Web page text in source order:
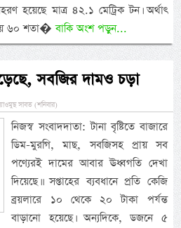
হয়েছে মাত্র ৪২.১ মেট্রিক টন। অর্থাৎ
৬০ শতা�বাকি অংশ পড়ুন...
সবজির দামও চড়া
সাবত (শনিবার)
নিজস্ব সংবাদদাতা: টানা বৃষ্টিতে বাজারে
ডিম-মুরগি, মাছ, সবজিসহ প্রায় সব
পণ্যেরই দামের আবার ঊধ্বগতি দেখা
দিয়েছে।। সপ্তাহের ব্যবধানে প্রতি কেজি
ব্রয়লারে ১০ থেকে ২০ টাকা পর্যন্ত
বাড়ানো হয়েছে। অন্যদিকে, ডজনে ৫